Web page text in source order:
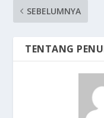
SEBELUMNYA
TENTANG